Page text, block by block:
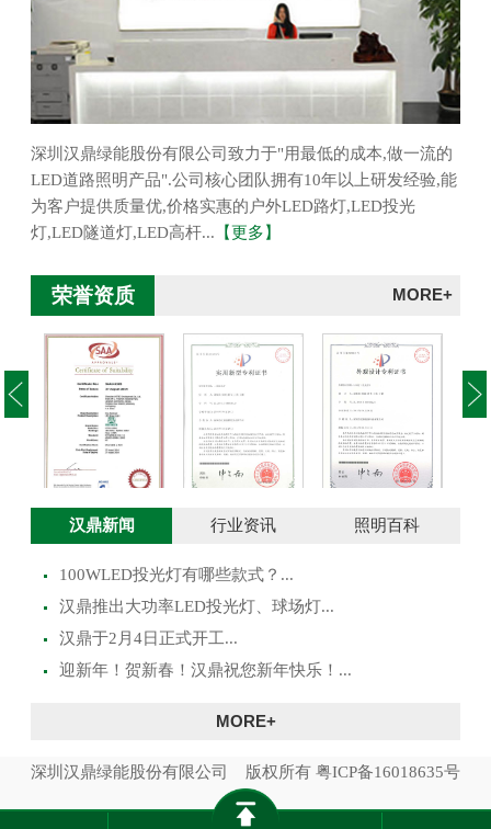
深圳汉鼎绿能股份有限公司致力于"用最低的成本,做一流的
LED道路照明产品".公司核心团队拥有10年以上研发经验,能
为客户提供质量优,价格实惠的户外LED路灯,LED投光
灯,LED隧道灯,LED高杆... 【更多】
荣誉资质 MORE+
澳大利亚SAA证
书
投光灯实用新型
投光灯外观设计
汉鼎新闻 行业资讯 照明百科
100WLED投光灯有哪些款式？...
​汉鼎推出大功率LED投光灯、球场灯...
汉鼎于2月4日正式开工...
迎新年！贺新春！汉鼎祝您新年快乐！...
MORE+
深圳汉鼎绿能股份有限公司 版权所有 粤ICP备16018635号